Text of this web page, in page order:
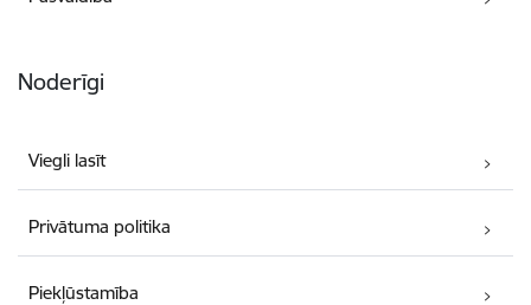
Noderīgi
Viegli lasīt
Privātuma politika
Piekļūstamība